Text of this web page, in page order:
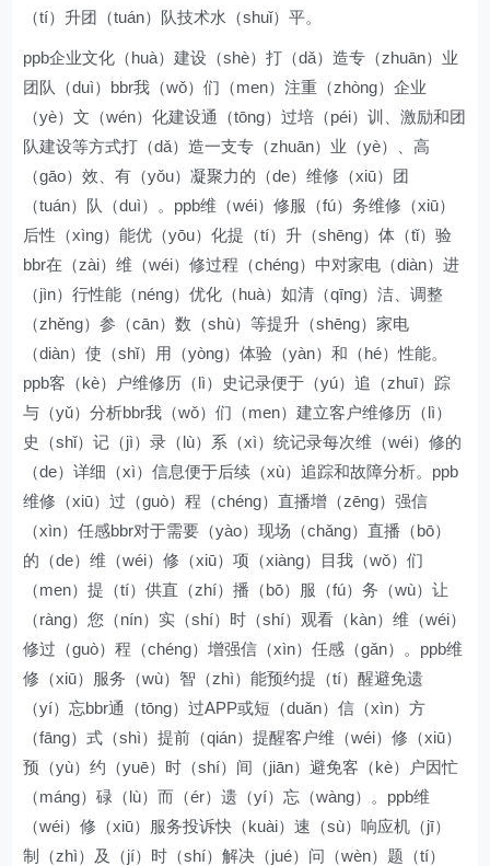
（tí）升团（tuán）队技术水（shuǐ）平。
ppb企业文化（huà）建设（shè）打（dǎ）造专（zhuān）业
团队（duì）bbr我（wǒ）们（men）注重（zhòng）企业
（yè）文（wén）化建设通（tōng）过培（péi）训、激励和团
队建设等方式打（dǎ）造一支专（zhuān）业（yè）、高
（gāo）效、有（yǒu）凝聚力的（de）维修（xiū）团
（tuán）队（duì）。ppb维（wéi）修服（fú）务维修（xiū）
后性（xìng）能优（yōu）化提（tí）升（shēng）体（tǐ）验
bbr在（zài）维（wéi）修过程（chéng）中对家电（diàn）进
（jìn）行性能（néng）优化（huà）如清（qīng）洁、调整
（zhěng）参（cān）数（shù）等提升（shēng）家电
（diàn）使（shǐ）用（yòng）体验（yàn）和（hé）性能。
ppb客（kè）户维修历（lì）史记录便于（yú）追（zhuī）踪
与（yǔ）分析bbr我（wǒ）们（men）建立客户维修历（lì）
史（shǐ）记（jì）录（lù）系（xì）统记录每次维（wéi）修的
（de）详细（xì）信息便于后续（xù）追踪和故障分析。ppb
维修（xiū）过（guò）程（chéng）直播增（zēng）强信
（xìn）任感bbr对于需要（yào）现场（chǎng）直播（bō）
的（de）维（wéi）修（xiū）项（xiàng）目我（wǒ）们
（men）提（tí）供直（zhí）播（bō）服（fú）务（wù）让
（ràng）您（nín）实（shí）时（shí）观看（kàn）维（wéi）
修过（guò）程（chéng）增强信（xìn）任感（gǎn）。ppb维
修（xiū）服务（wù）智（zhì）能预约提（tí）醒避免遗
（yí）忘bbr通（tōng）过APP或短（duǎn）信（xìn）方
（fāng）式（shì）提前（qián）提醒客户维（wéi）修（xiū）
预（yù）约（yuē）时（shí）间（jiān）避免客（kè）户因忙
（máng）碌（lù）而（ér）遗（yí）忘（wàng）。ppb维
（wéi）修（xiū）服务投诉快（kuài）速（sù）响应机（jī）
制（zhì）及（jí）时（shí）解决（jué）问（wèn）题（tí）